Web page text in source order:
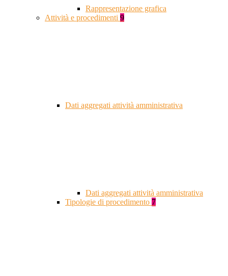
Rappresentazione grafica
Attività e procedimenti 9
Dati aggregati attività amministrativa
Dati aggregati attività amministrativa
Tipologie di procedimento 7